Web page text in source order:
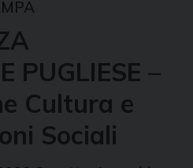
PUGLIESE –
Cultura e
Sociali